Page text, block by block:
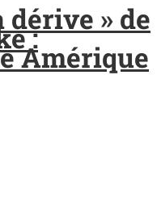
dérive » de
:
Amérique